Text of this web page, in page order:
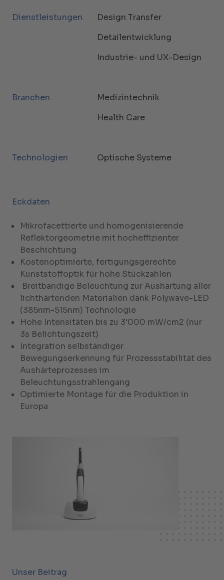
Dienstleistungen
Design Transfer
Detailentwicklung
Industrie- und UX-Design
Branchen
Medizintechnik
Health Care
Technologien Optische Systeme
Eckdaten
Mikrofacettierte und homogenisierende
Reflektorgeometrie mit hocheffizienter
Beschichtung
Kostenoptimierte, fertigungsgerechte
Kunststoffoptik für hohe Stückzahlen
Breitbandige Beleuchtung zur Aushärtung aller
lichthärtenden Materialien dank Polywave-LED
(385nm-515nm) Technologie
Hohe Intensitäten bis zu 3‘000 mW/cm2 (nur
3s Belichtungszeit)
Integration selbständiger
Bewegungserkennung für Prozessstabilität des
Aushärteprozesses im
Beleuchtungsstrahlengang
Optimierte Montage für die Produktion in
Europa
Unser Beitrag